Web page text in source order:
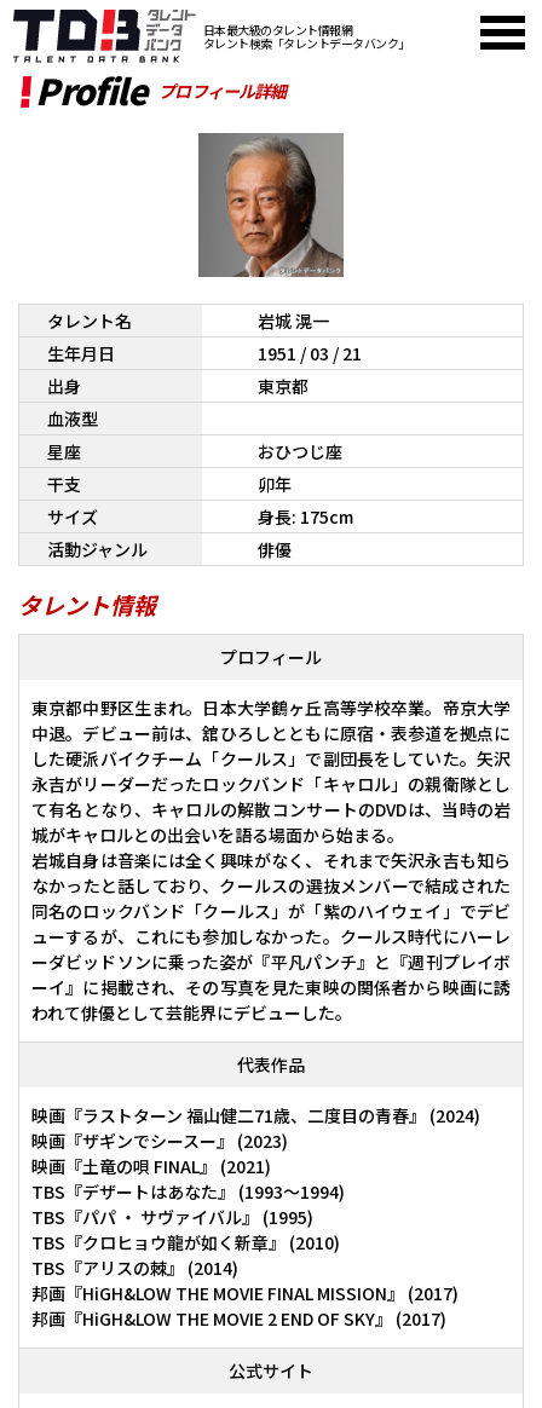
日本最大級のタレント情報網
タレント検索「タレントデータバンク」
Profile プロフィール詳細
タレント名
岩城 滉一
生年月日
1951 / 03 / 21
出身
東京都
血液型
星座
おひつじ座
干支
卯年
サイズ
身長: 175cm
活動ジャンル
俳優
タレント情報
プロフィール
東京都中野区生まれ。日本大学鶴ヶ丘高等学校卒業。帝京大学
中退。デビュー前は、舘ひろしとともに原宿・表参道を拠点に
した硬派バイクチーム「クールス」で副団長をしていた。矢沢
永吉がリーダーだったロックバンド「キャロル」の親衛隊とし
て有名となり、キャロルの解散コンサートのDVDは、当時の岩
城がキャロルとの出会いを語る場面から始まる。
岩城自身は音楽には全く興味がなく、それまで矢沢永吉も知ら
なかったと話しており、クールスの選抜メンバーで結成された
同名のロックバンド「クールス」が「紫のハイウェイ」でデビ
ューするが、これにも参加しなかった。クールス時代にハーレ
ーダビッドソンに乗った姿が『平凡パンチ』と『週刊プレイボ
ーイ』に掲載され、その写真を見た東映の関係者から映画に誘
われて俳優として芸能界にデビューした。
代表作品
映画『ラストターン 福山健二71歳、二度目の青春』 (2024)
映画『ザギンでシースー』 (2023)
映画『土竜の唄 FINAL』 (2021)
TBS『デザートはあなた』 (1993～1994)
TBS『パパ ・ サヴァイバル』 (1995)
TBS『クロヒョウ龍が如く新章』 (2010)
TBS『アリスの棘』 (2014)
邦画『HiGH&LOW THE MOVIE FINAL MISSION』 (2017)
邦画『HiGH&LOW THE MOVIE 2 END OF SKY』 (2017)
公式サイト